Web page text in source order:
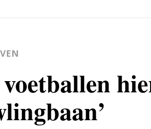
voetballen